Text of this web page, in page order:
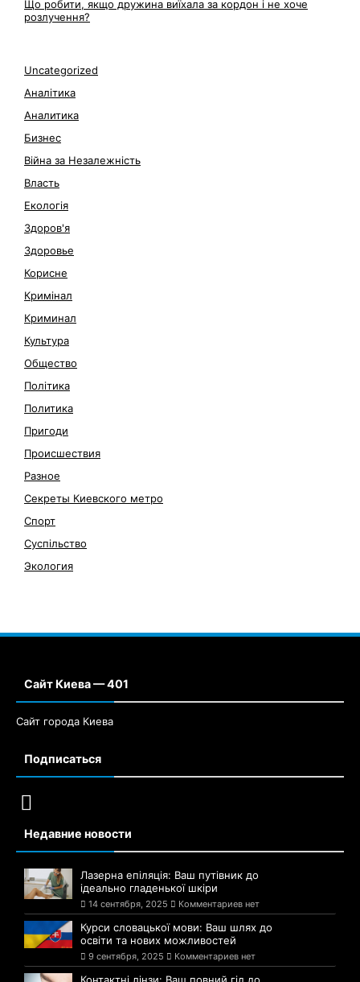
Що робити, якщо дружина виїхала за кордон і не хоче
розлучення?
Uncategorized
Аналітика
Аналитика
Бизнес
Війна за Незалежність
Власть
Екологія
Здоров'я
Здоровье
Корисне
Кримінал
Криминал
Культура
Общество
Політика
Политика
Пригоди
Происшествия
Разное
Секреты Киевского метро
Спорт
Суспільство
Экология
Сайт Киева — 401
Сайт города Киева
Подписаться
Недавние новости
Лазерна епіляція: Ваш путівник до
ідеально гладенької шкіри
14 сентября, 2025 Комментариев нет
Курси словацької мови: Ваш шлях до
освіти та нових можливостей
9 сентября, 2025 Комментариев нет